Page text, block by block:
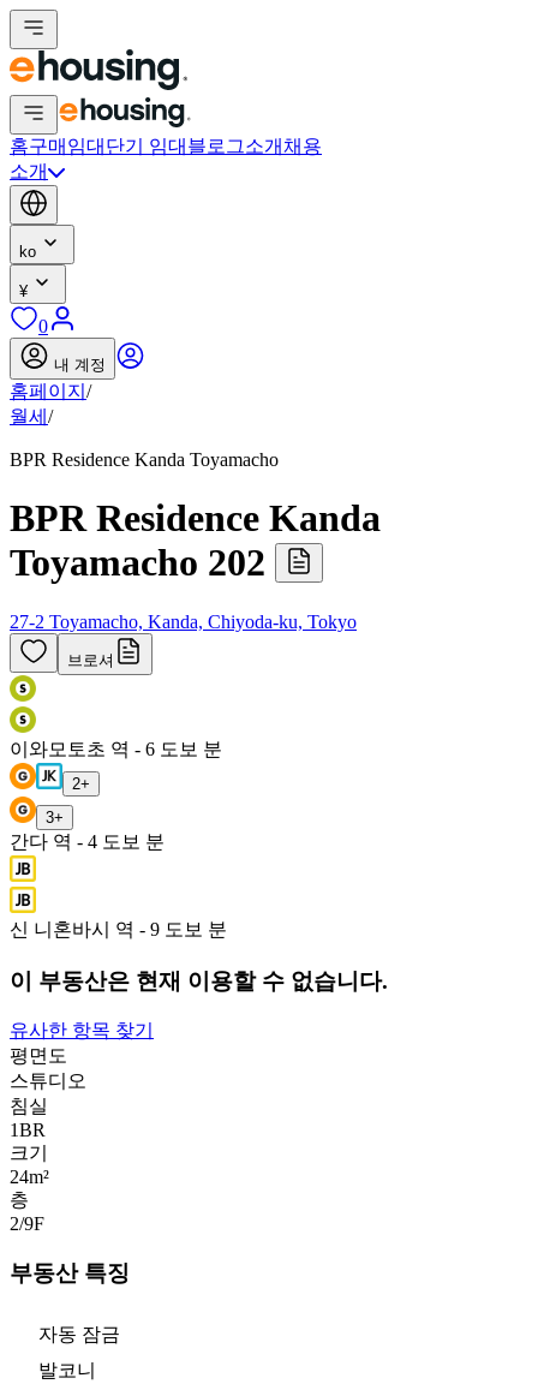
홈구매 임대 단기 임대 블로그소개 채용
소개
ko
¥
0
내 계정
홈페이지 /
월세 /
BPR Residence Kanda Toyamacho
BPR Residence Kanda
Toyamacho 202
27-2 Toyamacho, Kanda, Chiyoda-ku, Tokyo
브로셔
이와모토초 역 - 6 도보 분
2+
3+
간다 역 - 4 도보 분
신 니혼바시 역 - 9 도보 분
이 부동산은 현재 이용할 수 없습니다.
유사한 항목 찾기
평면도
스튜디오
침실
1BR
크기
24m²
층
2/9F
부동산 특징
자동 잠금
발코니